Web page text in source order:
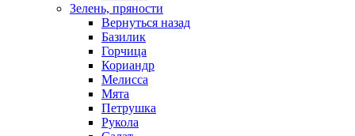
Зелень, пряности
Вернуться назад
Базилик
Горчица
Кориандр
Мелисса
Мята
Петрушка
Рукола